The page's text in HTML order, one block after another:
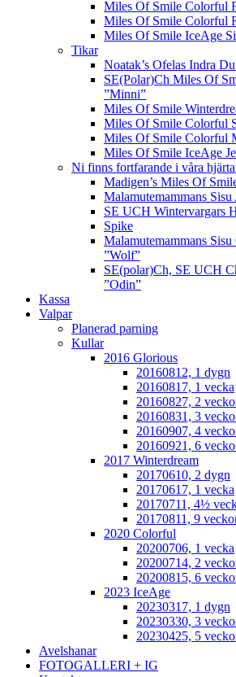
Miles Of Smile Colorful
Miles Of Smile Colorful
Miles Of Smile IceAge
Tikar
Noatak’s Ofelas Indra
SE(Polar)Ch Miles Of
”Minni”
Miles Of Smile
Miles Of Smile Colorful
Miles Of Smile Colorful
Miles Of Smile IceAge
Ni finns fortfarande i våra
Madigen’s Miles Of
Malamutemammans
SE UCH Wintervargars
Spike
Malamutemammans
”Wolf”
SE(polar)Ch, SE UCH
”Odin”
Kassa
Valpar
Planerad parning
Kullar
2016 Glorious
20160812, 1 dygn
20160817, 1 vecka
20160827, 2
20160831, 3
20160907, 4
20160921, 6
2017 Winterdream
20170610, 2 dygn
20170617, 1 vecka
20170711, 4½
20170811, 9
2020 Colorful
20200706, 1 vecka
20200714, 2
20200815, 6
2023 IceAge
20230317, 1 dygn
20230330, 3
20230425, 5
Avelshanar
FOTOGALLERI + IG